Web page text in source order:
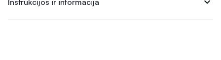
Instrukcijos ir informacija